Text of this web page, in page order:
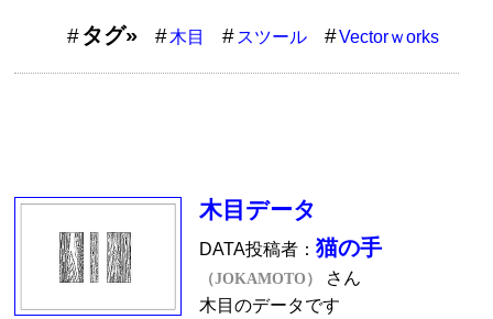
タグ» 木目 スツール Vectorｗorks
木目データ
DATA投稿者：猫の手
（JOKAMOTO）
さん
木目のデータです